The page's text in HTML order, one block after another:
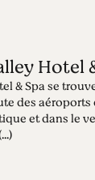
Hotel
& Spa se
des
et dans le